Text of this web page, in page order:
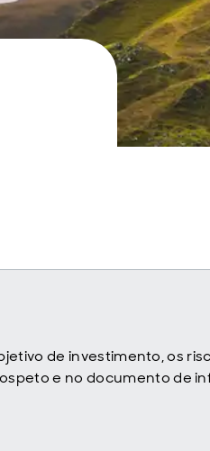
de investimento, os
e no documento de